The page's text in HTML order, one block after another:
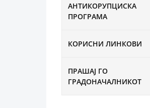
АНТИКОРУПЦИСКА
ПРОГРАМА
КОРИСНИ ЛИНКОВИ
ПРАШАЈ ГО
ГРАДОНАЧАЛНИКОТ